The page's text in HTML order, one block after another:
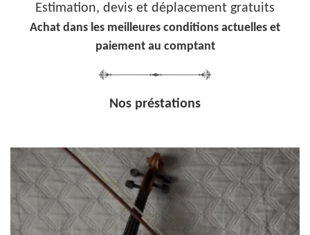
Estimation, devis et déplacement gratuits
Achat dans les meilleures conditions actuelles et
paiement au comptant
Nos préstations